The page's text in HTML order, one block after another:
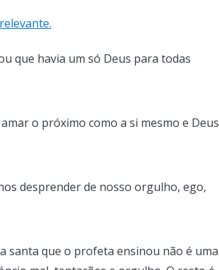
que havia um só Deus para todas
o próximo como a si mesmo e Deus
desprender de nosso orgulho, ego,
santa que o profeta ensinou não é uma